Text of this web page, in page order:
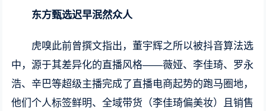
东方甄选迟早泯然众人
虎嗅此前曾撰文指出，董宇辉之所以被抖音算法选
中，源于其差异化的直播风格——薇娅、李佳琦、罗永
浩、辛巴等超级主播完成了直播电商起势的跑马圈地，
他们个人标签鲜明、全域带货（李佳琦偏美妆）且销售